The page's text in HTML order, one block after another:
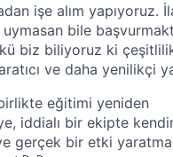
işe alım yapıyoruz.
bile
biz biliyoruz ki
ve daha yenilikçi
eğitimi yeniden
iddialı bir ekipte
gerçek bir etki